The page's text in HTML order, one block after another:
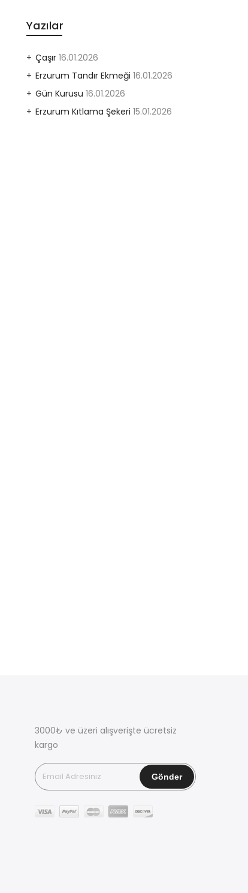
Yazılar
Çaşır 16.01.2026
Erzurum Tandır Ekmeği 16.01.2026
Gün Kurusu 16.01.2026
Erzurum Kıtlama Şekeri 15.01.2026
3000₺ ve üzeri alışverişte ücretsiz
kargo